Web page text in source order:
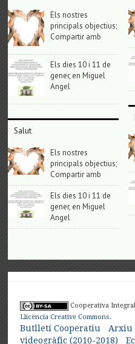
Els nostres
principals objectius;
Compartir amb
Els dies 10 i 11 de
gener, en Miguel
Angel
Salut
Els nostres
principals objectius;
Compartir amb
Els dies 10 i 11 de
gener, en Miguel
Angel
Cooperativa
Llicència Creative Commons.
Butlletí Cooperatiu
Arxiu
videogràfic (2010-2018)